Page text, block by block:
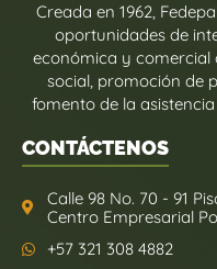
Creada en 1962,
oportunidades de
económica y comercial
social, promoción de
fomento de la
CONTÁCTENOS
Calle 98 No. 70 - 91
Centro Empresarial
+57 321 308 4882